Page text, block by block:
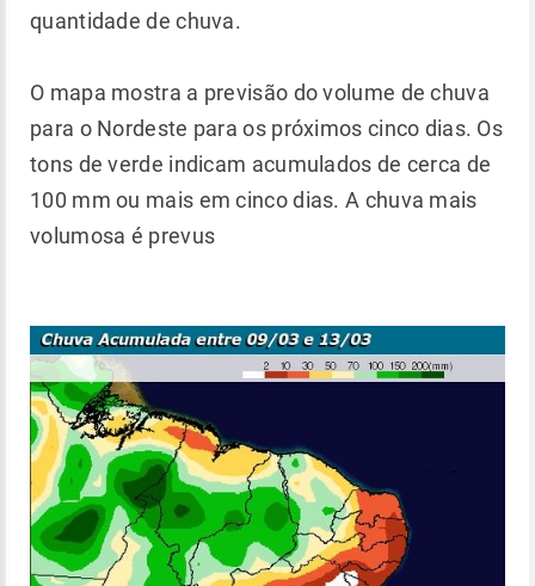
quantidade de chuva.
O mapa mostra a previsão do volume de chuva
para o Nordeste para os próximos cinco dias. Os
tons de verde indicam acumulados de cerca de
100 mm ou mais em cinco dias. A chuva mais
volumosa é prevus